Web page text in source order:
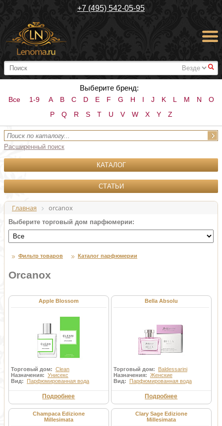
+7 (495) 542-05-95
#
Выберите бренд:
Все 1-9 A B C D E F G H I J K L M N
O
P
Q R S T U V W X Y Z
Расширенный поиск
КАТАЛОГ
СТАТЬИ
Главная orcanox
Выберите торговый дом парфюмерии:
Фильтр товаров Каталог парфюмерии
Orcanox
Apple Blossom
Торговый дом: Clean
Назначения: Унисекс
Вид: Парфюмированная вода
Подробнее
Bella Absolu
Торговый дом: Baldessarini
Назначения: Женские
Вид: Парфюмированная вода
Подробнее
Champaca Edizione
Millesimata
Clary Sage Edizione
Millesimata